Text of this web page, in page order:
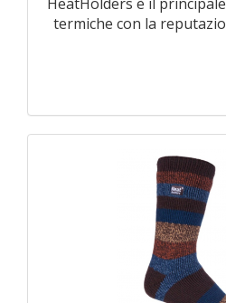
termiche con la